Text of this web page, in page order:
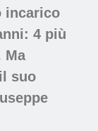
incarico
4 più
Ma
suo